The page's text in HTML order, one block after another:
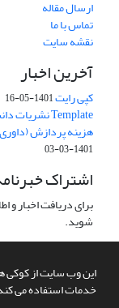
این وب سایت از کوکی
خدمات استفاده می
ارسال مقاله
تماس با ما
نقشه سایت
آخرین اخبار
کپی رایت1401-05-16
Template نشریات دانشگاه تهران
هزینه پردازش
1401-03-03
اشتراک
برای دریافت اخبار
شوید.